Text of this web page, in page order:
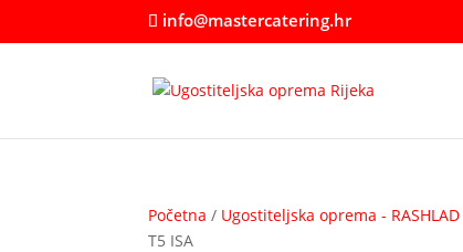
info@mastercatering.hr
Početna / Ugostiteljska oprema - RASHLAD
T5 ISA